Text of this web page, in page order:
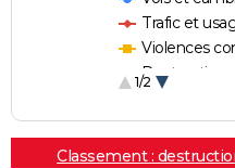
Trafic et
Violences
Destructions
1/2
Classement :